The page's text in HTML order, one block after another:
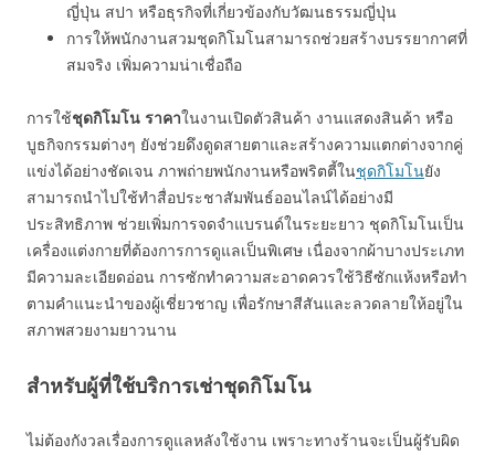
ญี่ปุ่น สปา หรือธุรกิจที่เกี่ยวข้องกับวัฒนธรรมญี่ปุ่น
การให้พนักงานสวมชุดกิโมโนสามารถช่วยสร้างบรรยากาศที่
สมจริง เพิ่มความน่าเชื่อถือ
การใช้ชุดกิโมโน ราคาในงานเปิดตัวสินค้า งานแสดงสินค้า หรือ
บูธกิจกรรมต่างๆ ยังช่วยดึงดูดสายตาและสร้างความแตกต่างจากคู่
แข่งได้อย่างชัดเจน ภาพถ่ายพนักงานหรือพริตตี้ในชุดกิโมโนยัง
สามารถนำไปใช้ทำสื่อประชาสัมพันธ์ออนไลน์ได้อย่างมี
ประสิทธิภาพ ช่วยเพิ่มการจดจำแบรนด์ในระยะยาว ชุดกิโมโนเป็น
เครื่องแต่งกายที่ต้องการการดูแลเป็นพิเศษ เนื่องจากผ้าบางประเภท
มีความละเอียดอ่อน การซักทำความสะอาดควรใช้วิธีซักแห้งหรือทำ
ตามคำแนะนำของผู้เชี่ยวชาญ เพื่อรักษาสีสันและลวดลายให้อยู่ใน
สภาพสวยงามยาวนาน
สำหรับผู้ที่ใช้บริการเช่าชุดกิโมโน
ไม่ต้องกังวลเรื่องการดูแลหลังใช้งาน เพราะทางร้านจะเป็นผู้รับผิด